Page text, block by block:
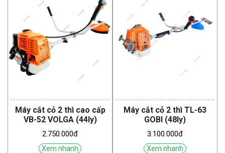
Máy cắt cỏ 2 thì cao cấp
VB-52 VOLGA (44ly)
2.750.000đ
Xem nhanh
Máy cắt cỏ 2 thì TL-63
GOBI (48ly)
3.100.000đ
Xem nhanh